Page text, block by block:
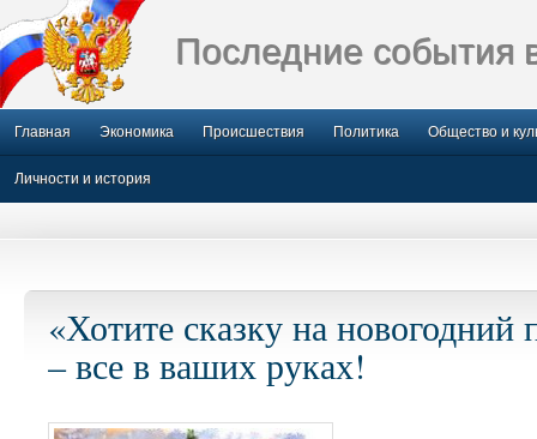
Последние события
Главная Экономика Происшествия Политика Общество и
Личности и история
«Хотите сказку на новогодний
– все в ваших руках!